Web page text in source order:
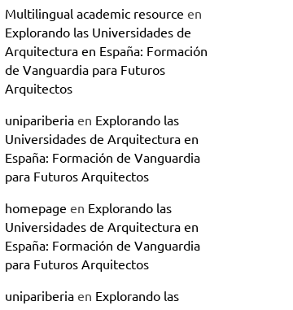
Multilingual academic resource en
Explorando las Universidades de
Arquitectura en España: Formación
de Vanguardia para Futuros
Arquitectos
unipariberiaen Explorando las
Universidades de Arquitectura en
España: Formación de Vanguardia
para Futuros Arquitectos
homepage en Explorando las
Universidades de Arquitectura en
España: Formación de Vanguardia
para Futuros Arquitectos
unipariberiaen Explorando las